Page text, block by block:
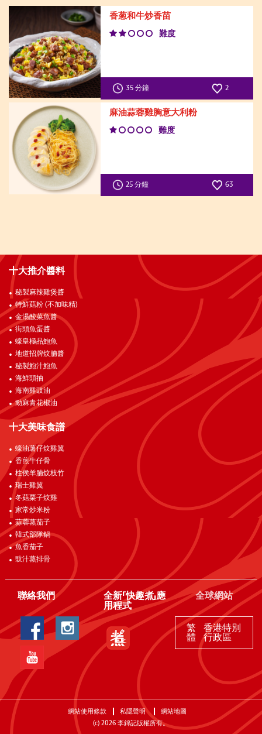
香葱和牛炒香苗
難度
35 分鐘 2
麻油蒜蓉雞胸意大利粉
難度
25 分鐘 63
十大推介醬料
秘製麻辣雞煲醬
特鮮菇粉 (不加味精)
金湯酸菜魚醬
街頭魚蛋醬
蠔皇極品鮑魚
地道招牌炆腩醬
秘製鮑汁鮑魚
海鮮頭抽
海南雞豉油
勁麻青花椒油
十大美味食譜
蠔油薯仔炆雞翼
香煎牛仔骨
柱侯羊腩炆枝竹
瑞士雞翼
冬菇栗子炆雞
家常炒米粉
蒜蓉蒸茄子
韓式部隊鍋
魚香茄子
豉汁蒸排骨
聯絡我們
全新「快趣煮」應
用程式
全球網站
繁
體
香港特別
行政區
網站使用條款 私隱聲明
網站地圖
(c) 2026 李錦記版權所有。